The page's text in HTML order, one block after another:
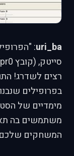
uri_ba
מימדיים של
משתמשים בה
המשחקים